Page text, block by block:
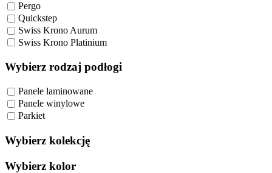
Pergo
Quickstep
Swiss Krono Aurum
Swiss Krono Platinium
Wybierz rodzaj podłogi
Panele laminowane
Panele winylowe
Parkiet
Wybierz kolekcję
Wybierz kolor